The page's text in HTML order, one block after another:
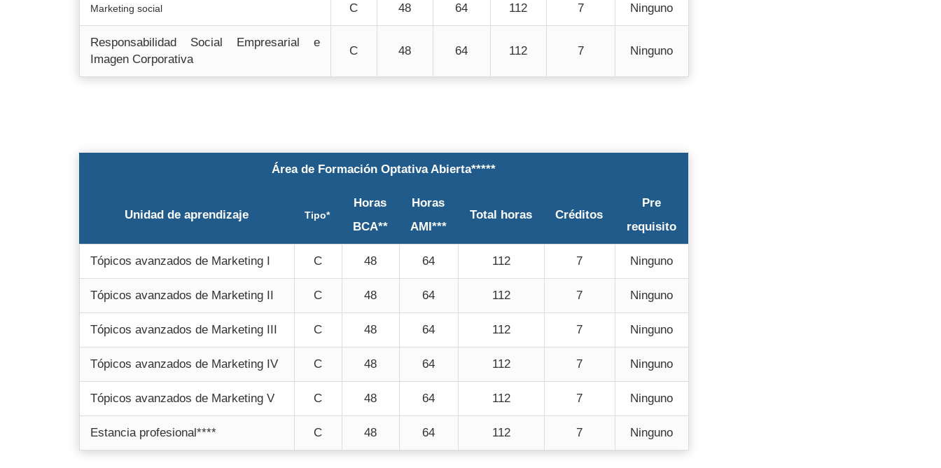
Marketing social C 48 64 112 7 Ninguno
Responsabilidad Social Empresarial e
Imagen Corporativa
C 48 64 112 7 Ninguno
Área de Formación Optativa Abierta*****
Unidad de aprendizaje Tipo*
Horas
BCA**
Horas
AMI***
Total horas Créditos
Pre
requisito
Tópicos avanzados de Marketing I C 48 64 112 7 Ninguno
Tópicos avanzados de Marketing II C 48 64 112 7 Ninguno
Tópicos avanzados de Marketing III C 48 64 112 7 Ninguno
Tópicos avanzados de Marketing IV C 48 64 112 7 Ninguno
Tópicos avanzados de Marketing V C 48 64 112 7 Ninguno
Estancia profesional**** C 48 64 112 7 Ninguno